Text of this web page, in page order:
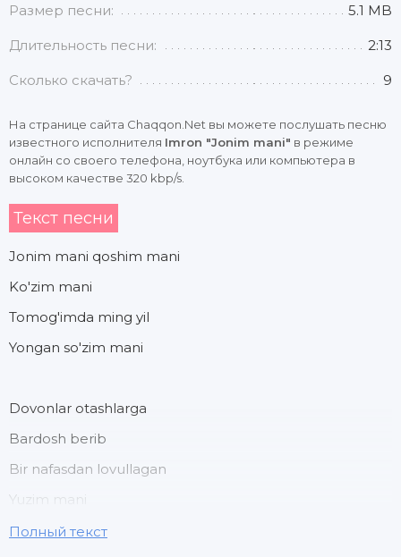
Размер песни: 5.1 MB
Длительность песни: 2:13
Сколько скачать? 9
На странице сайта Chaqqon.Net вы можете послушать песню
известного исполнителя Imron "Jonim mani" в режиме
онлайн со своего телефона, ноутбука или компьютера в
высоком качестве 320 kbp/s.
Текст песни
Jonim mani qoshim mani
Ko'zim mani
Tomog'imda ming yil
Yongan so'zim mani
Dovonlar otashlarga
Bardosh berib
Bir nafasdan lovullagan
Yuzim mani
Полный текст